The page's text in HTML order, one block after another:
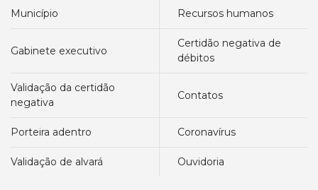
município recursos humanos
gabinete executivo
certidão negativa de
débitos
validação da certidão
negativa
contatos
porteira adentro coronavírus
validação de alvará ouvidoria